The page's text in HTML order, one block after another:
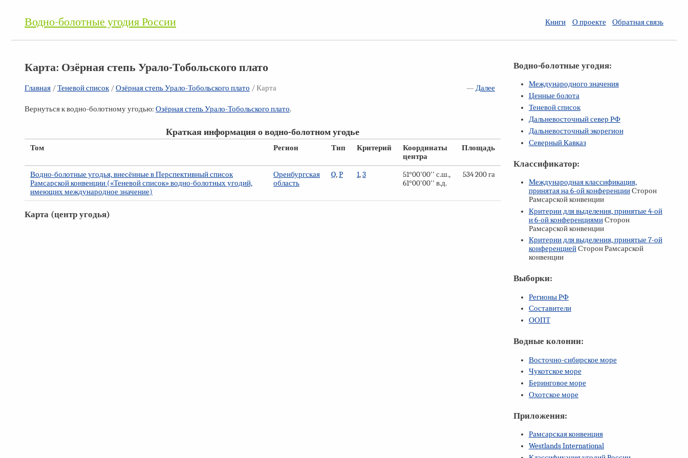
Водно-болотные угодия России Книги О проекте Обратная связь
Карта: Озёрная степь Урало-Тобольского плато
Главная / —Далее
Теневой список/Озёрная степь Урало-Тобольского плато / Карта
Вернуться к водно-болотному угодью: Озёрная степь Урало-Тобольского плато.
Краткая информация о водно-болотном угодье
Том Регион Тип Критерий
Координаты
центра
Площадь
Водно-болотные угодья, внесённые в Перспективный список
Рамсарской конвенции («Теневой список» водно-болотных угодий,
имеющих международное значение)
Оренбургская
область
Q,P 1,3
51°00'00'' с.ш.,
61°00'00'' в.д.
534 200 га
Карта (центр угодья)
Водно-болотные угодия:
Международного значения
Ценные болота
Теневой список
Дальневосточный север РФ
Дальневосточный экорегион
Северный Кавказ
Классификатор:
Международная классификация,
принятая на6-ойконференцииСторон
Рамсарской конвенции
Критерии для выделения, принятые 4-ой
и6-ойконференциямиСторон
Рамсарской конвенции
Критерии для выделения, принятые 7-ой
конференциейСторон Рамсарской
конвенции
Выборки:
Регионы РФ
Составители
ООПТ
Водные колонии:
Восточно-сибирское море
Чукотское море
Беринговое море
Охотское море
Приложения:
Рамсарская конвенция
Westlands International